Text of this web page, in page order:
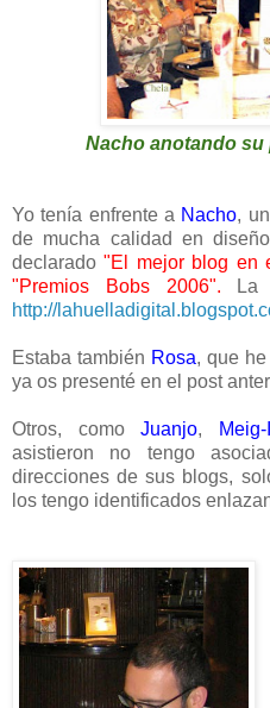
Nacho anotando su
Yo tenía enfrente a Nacho,
de mucha calidad en
declarado"El mejor blog en
"Premios Bobs 2006".
La
http://
Estaba también Rosa, que
ya os presenté en el post
Otros, comoJuanjo,
asistieron no tengo
direcciones de sus blogs,
los tengo identificados